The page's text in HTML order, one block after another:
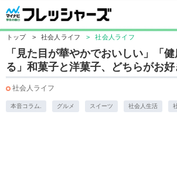
トップ > 社会人ライフ > 社会人ライフ
「見た目が華やかでおいしい」「
る」和菓子と洋菓子、どちらがお好
社会人ライフ
本音コラム. グルメ スイーツ 社会人生活